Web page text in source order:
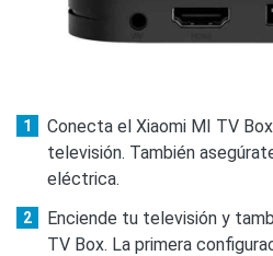
Conecta el Xiaomi MI TV
televisión. También
eléctrica.
Enciende tu televisión y
TV Box. La primera